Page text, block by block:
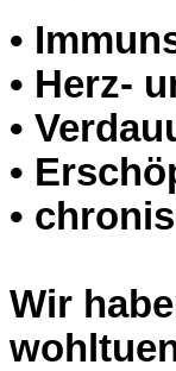
•
• Herz-
•
•
•
Wir